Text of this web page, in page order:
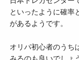
といったように確率
があるようです。
オリパ初心者のうち
みるのも良いでしょ